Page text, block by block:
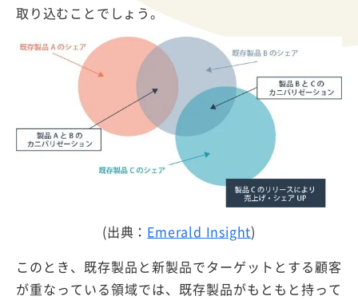
取り込むことでしょう。
(出典： Emerald Insight)
このとき、既存製品と新製品でターゲットとする顧客
が重なっている領域では、既存製品がもともと持って